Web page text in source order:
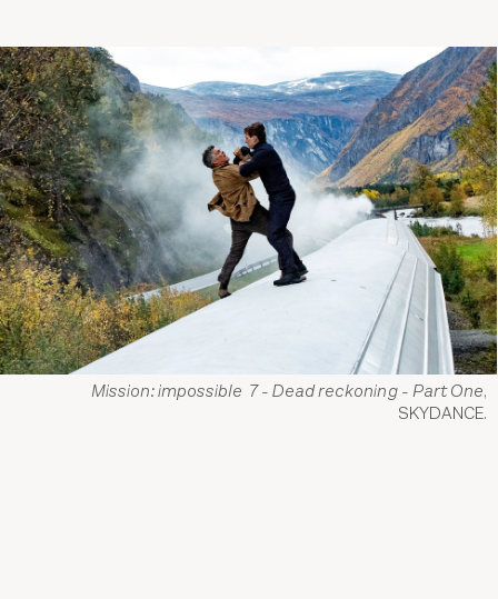
Mission: impossible 7 - Dead reckoning - Part One,
SKYDANCE.